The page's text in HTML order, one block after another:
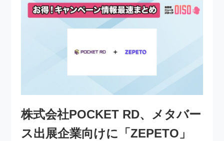
株式会社POCKET RD、メタバー
ス出展企業向けに「ZEPETO」